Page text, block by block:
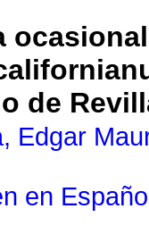
de
Edgar
en